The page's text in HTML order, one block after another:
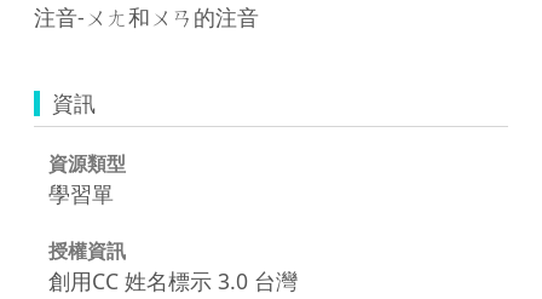
注音-ㄨㄤ和ㄨㄢ的注音
資訊
資源類型
學習單
授權資訊
創用CC 姓名標示 3.0 台灣